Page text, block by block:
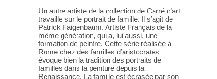
Un autre artiste de la collection de Carré d’art
travaille sur le portrait de famille. Il s’agit de
Patrick Faigenbaum. Artiste Français de la
même génération, qui a, lui aussi, une
formation de peintre. Cette série réalisée à
Rome chez des familles d’aristocrates
évoque bien la tradition des portraits de
familles dans la peinture depuis la
Renaissance. La famille est écrasée par son